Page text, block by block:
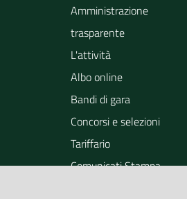
11
Amministrazione
trasparente
L'attività
Albo online
Bandi di gara
Concorsi e selezioni
Tariffario
Comunicati Stampa